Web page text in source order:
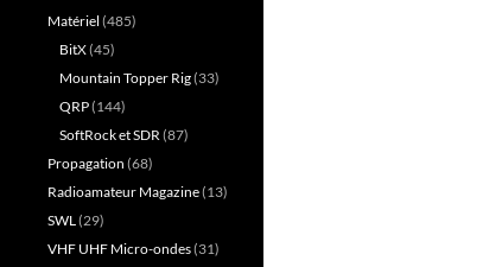
Matériel (485)
BitX(45)
Mountain Topper Rig(33)
QRP(144)
SoftRock et SDR(87)
Propagation (68)
Radioamateur Magazine(13)
SWL(29)
VHF UHF Micro-ondes(31)